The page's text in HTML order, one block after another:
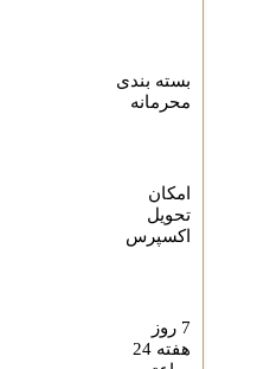
بسته بندی
محرمانه
تحویل
اکسپرس
هفته 24